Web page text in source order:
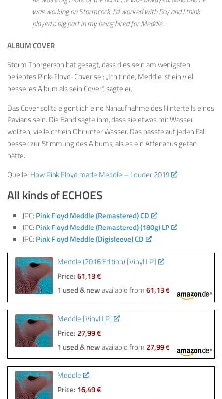
was working onStormcock. I’d worked with Roy and I think
played a big part in my being hired forMeddle.
ALBUM COVER
Storm Thorgerson hat gesagt, dass dies sein am wenigsten
beliebtes Pink-Floyd-Cover sei: „Ich finde, Meddle ist ein viel
besseres Album als sein Cover“, sagte er.
Das Cover sollte eigentlich eine Nahaufnahme des Hinterteils eines
Pavians sein. Die Band sagte ihm, dass sie etwas mit Wasser
wollten, vielleicht ein Ohr unter Wasser. Das passte auf jeden Fall
besser zur Stimmung des Albums, als es ein Affenanus getan
hätte.
Quelle: How Pink Floyd made Meddle – Louder 2019
All kinds of ECHOES
JPC: Pink Floyd Meddle (Remastered) CD
JPC: Pink Floyd Meddle (Remastered) (180g) LP
JPC: Pink Floyd Meddle (Digisleeve) CD
Meddle (2016 Edition) [Vinyl LP]
Price:61,13 €
1 used & newavailable from61,13 €
Meddle [Vinyl LP]
Price: 27,99 €
1 used & newavailable from 27,99 €
Meddle
Price: 16,49 €